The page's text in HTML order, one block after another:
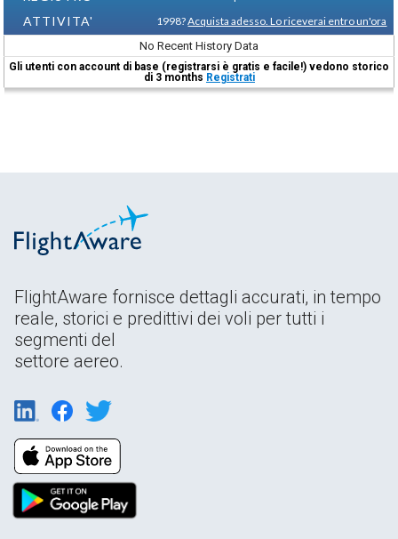
ATTIVITA'
1998?Acquista adesso. Lo riceverai entro un'ora
No Recent History Data
Gli utenti con account di base (registrarsi è gratis e facile!) vedono storico
di 3 months Registrati
FlightAware fornisce dettagli accurati, in tempo
reale, storici e predittivi dei voli per tutti i
segmenti del
settore aereo.